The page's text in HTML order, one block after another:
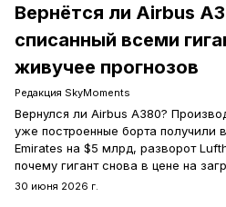
Вернётся ли Airbus
списанный всеми
живучее прогнозов
Редакция SkyMoments
Вернулся ли Airbus A380?
уже построенные борта получили
Emirates на $5 млрд, разворот
почему гигант снова в цене на
30 июня 2026 г.